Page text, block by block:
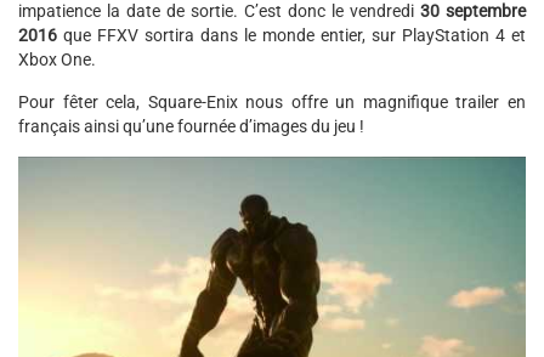
impatience la date de sortie. C’est donc le vendredi 30 septembre
2016 que FFXV sortira dans le monde entier, sur PlayStation 4 et
Xbox One.
Pour fêter cela, Square-Enix nous offre un magnifique trailer en
français ainsi qu’une fournée d’images du jeu !